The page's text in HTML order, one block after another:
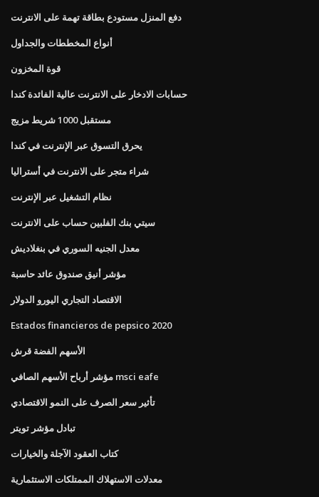
دفع المنزل مستودع بطاقة تهمة على الانترنت
أنواع المخططات والجداول
قوة المخزون
حسابات الادخار على الانترنت عالية الفائدة كندا
مستقبل 1000 شريط مزيج
يحرق التسوق عبر الإنترنت في كندا
شراء متجر على الانترنت في أستراليا
نظام التشغيل عبر الإنترنت
سيتي بنك الفلبين حساب على الانترنت
معدل الجنيه السوري في بنغلاديش
مؤشر أنيق صندوق عائد حاسبة
الاقتصاد التجاري اليورو الدولار
Estados financieros de pepsico 2020
الأسهم الفضة قرش
مؤشر أرباح الأسهم الصافي msci eafe
تأثير سعر الصرف على النمو الاقتصادي
تبادل مؤشر تويتر
كتاب العقود الآجلة والخيارات
معدلات الاستهلاك الممتلكات الاستثمارية